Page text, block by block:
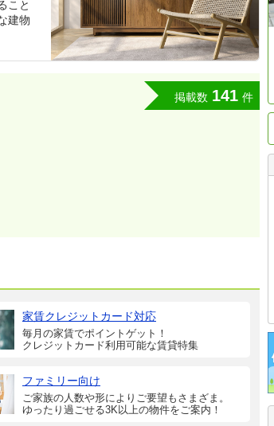
こと
建物
掲載数 141 件
家賃クレジットカード対応
毎月の家賃でポイントゲット！
クレジットカード利用可能な賃貸特集
ファミリー向け
ご家族の人数や形によりご要望もさまざま。
ゆったり過ごせる3K以上の物件をご案内！